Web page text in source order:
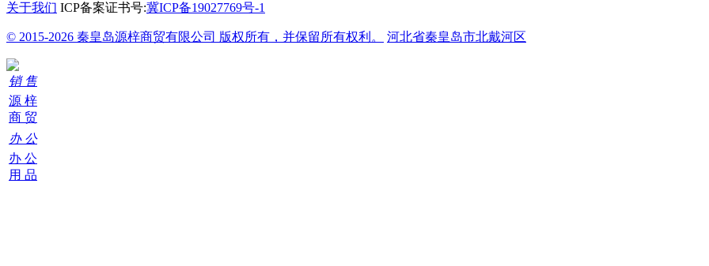
关于我们 ICP备案证书号:冀ICP备19027769号-1
© 2015-2026 秦皇岛源梓商贸有限公司 版权所有，并保留所有权利。 河北省秦皇岛市北戴河区
销 售
源 梓
商 贸
办 公
办 公
用 品